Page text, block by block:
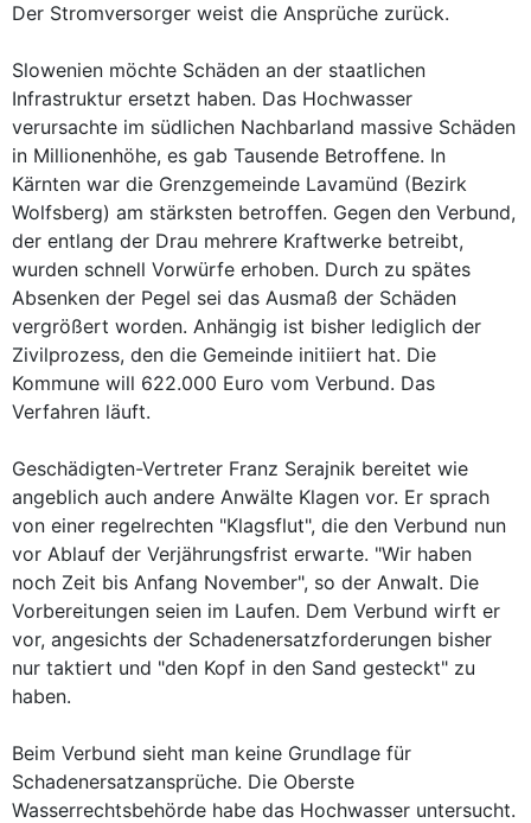
Der Stromversorger weist die Ansprüche zurück.
Slowenien möchte Schäden an der staatlichen
Infrastruktur ersetzt haben. Das Hochwasser
verursachte im südlichen Nachbarland massive Schäden
in Millionenhöhe, es gab Tausende Betroffene. In
Kärnten war die Grenzgemeinde Lavamünd (Bezirk
Wolfsberg) am stärksten betroffen. Gegen den Verbund,
der entlang der Drau mehrere Kraftwerke betreibt,
wurden schnell Vorwürfe erhoben. Durch zu spätes
Absenken der Pegel sei das Ausmaß der Schäden
vergrößert worden. Anhängig ist bisher lediglich der
Zivilprozess, den die Gemeinde initiiert hat. Die
Kommune will 622.000 Euro vom Verbund. Das
Verfahren läuft.
Geschädigten-Vertreter Franz Serajnik bereitet wie
angeblich auch andere Anwälte Klagen vor. Er sprach
von einer regelrechten "Klagsflut", die den Verbund nun
vor Ablauf der Verjährungsfrist erwarte. "Wir haben
noch Zeit bis Anfang November", so der Anwalt. Die
Vorbereitungen seien im Laufen. Dem Verbund wirft er
vor, angesichts der Schadenersatzforderungen bisher
nur taktiert und "den Kopf in den Sand gesteckt" zu
haben.
Beim Verbund sieht man keine Grundlage für
Schadenersatzansprüche. Die Oberste
Wasserrechtsbehörde habe das Hochwasser untersucht.